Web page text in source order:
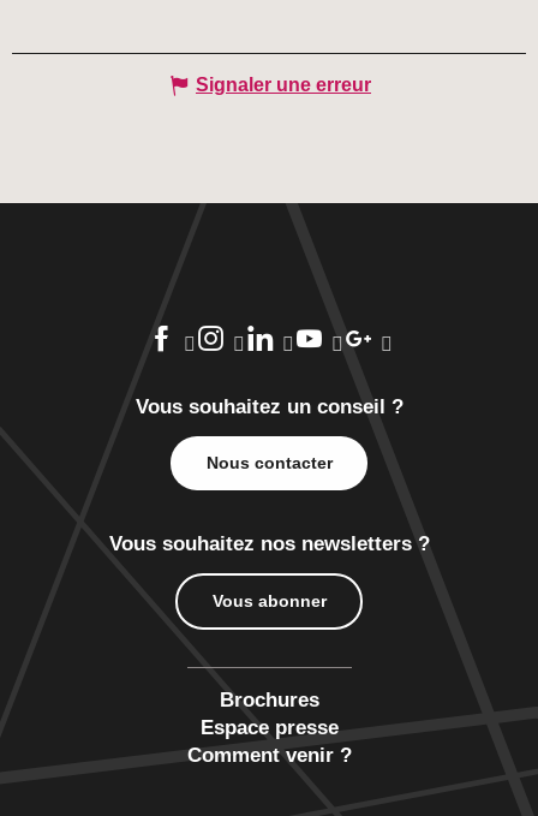
Signaler une erreur
Vous souhaitez un conseil ?
Nous contacter
Vous souhaitez nos newsletters ?
Vous abonner
Brochures
Espace presse
Comment venir ?